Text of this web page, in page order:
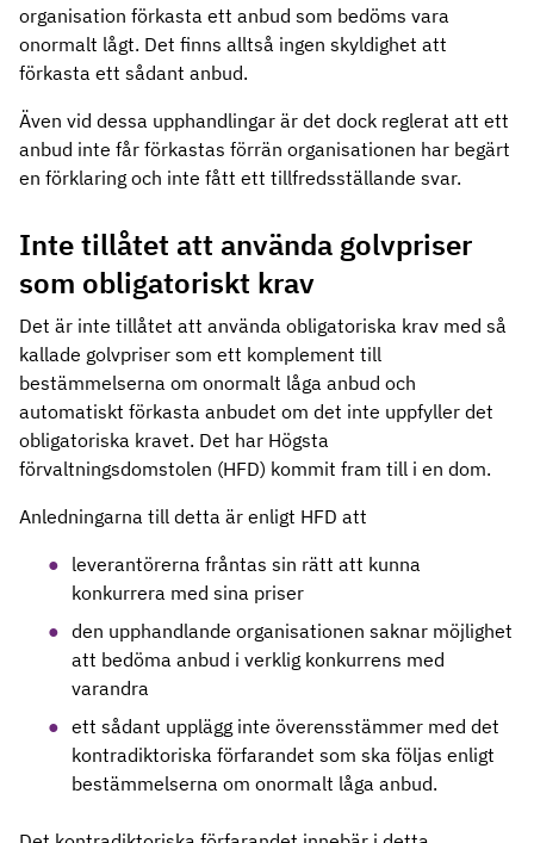
organisation förkasta ett anbud som bedöms vara
onormalt lågt. Det finns alltså ingen skyldighet att
förkasta ett sådant anbud.
Även vid dessa upphandlingar är det dock reglerat att ett
anbud inte får förkastas förrän organisationen har begärt
en förklaring och inte fått ett tillfredsställande svar.
Inte tillåtet att använda golvpriser
som obligatoriskt krav
Det är inte tillåtet att använda obligatoriska krav med så
kallade golvpriser som ett komplement till
bestämmelserna om onormalt låga anbud och
automatiskt förkasta anbudet om det inte uppfyller det
obligatoriska kravet. Det har Högsta
förvaltningsdomstolen (HFD) kommit fram till i en dom.
Anledningarna till detta är enligt HFD att
leverantörerna fråntas sin rätt att kunna
konkurrera med sina priser
den upphandlande organisationen saknar möjlighet
att bedöma anbud i verklig konkurrens med
varandra
ett sådant upplägg inte överensstämmer med det
kontradiktoriska förfarandet som ska följas enligt
bestämmelserna om onormalt låga anbud.